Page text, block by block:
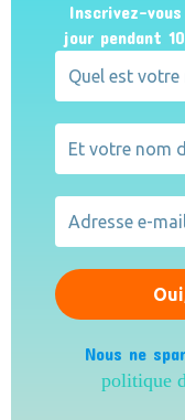
Inscrivez-
jour pendant
Nous ne
politique